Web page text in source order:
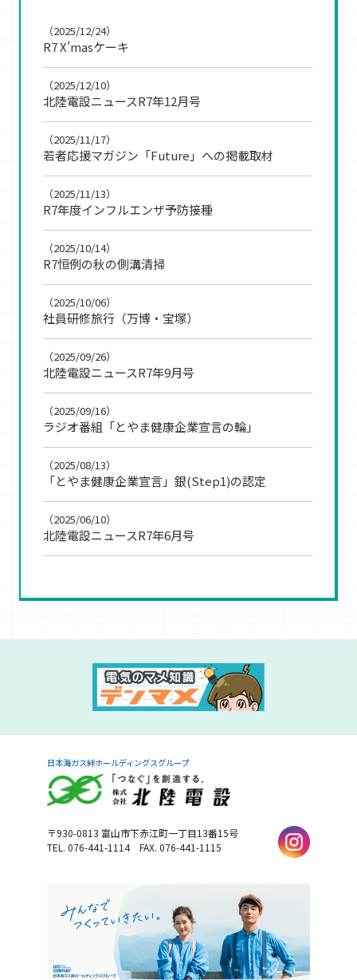
R7 X'masケーキ
（2025/12/24）
北陸電設ニュースR7年12月号
（2025/12/10）
若者応援マガジン「Future」への掲載取材
（2025/11/17）
R7年度インフルエンザ予防接種
（2025/11/13）
R7恒例の秋の側溝清掃
（2025/10/14）
社員研修旅行（万博・宝塚）
（2025/10/06）
北陸電設ニュースR7年9月号
（2025/09/26）
ラジオ番組「とやま健康企業宣言の輪」
（2025/09/16）
「とやま健康企業宣言」銀(Step1)の認定
（2025/08/13）
北陸電設ニュースR7年6月号
（2025/06/10）
日本海ガス絆ホールディングスグループ
〒930-0813 富山市下赤江町一丁目13番15号
TEL. 076-441-1114 FAX. 076-441-1115